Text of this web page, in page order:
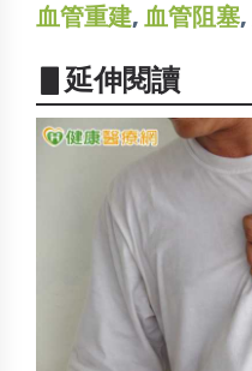
血管重建, 血管阻塞,
▋延伸閱讀